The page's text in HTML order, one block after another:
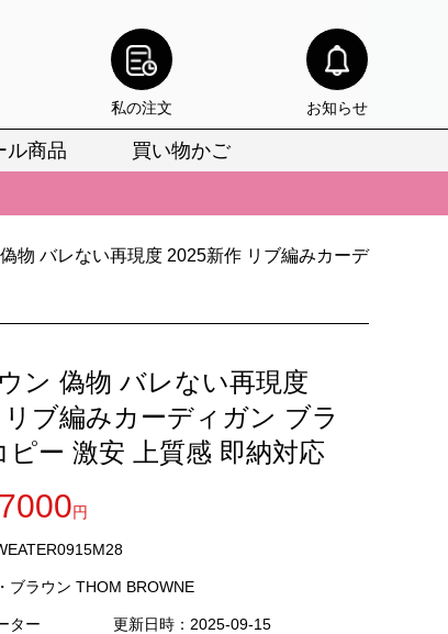
私の注文 お知らせ
ル商品 買い物かご
けます。
しなく。
けます。
しなく。
物 バレない再現度 2025新作 リブ編みカーデ
ン 偽物 バレない再現度
ブ編みカーディガン ブラ
ピー 激安 上質感 即納対応
円
ブラウン THOM BROWNE
ター
更新日時：2025-09-15